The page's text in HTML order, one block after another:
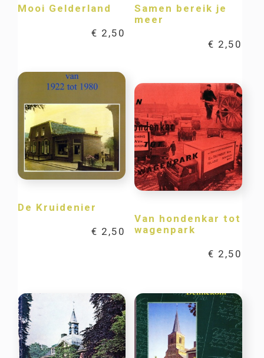
Mooi Gelderland
€ 2,50
Samen bereik je
meer
€ 2,50
De Kruidenier
€ 2,50
Van hondenkar tot
wagenpark
€ 2,50